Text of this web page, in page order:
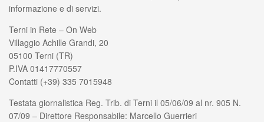
informazione e di servizi.
Terni in Rete – On Web
Villaggio Achille Grandi, 20
05100 Terni (TR)
P.IVA 01417770557
Contatti (+39) 335 7015948
Testata giornalistica Reg. Trib. di Terni il 05/06/09 al nr. 905 N.
07/09 – Direttore Responsabile: Marcello Guerrieri